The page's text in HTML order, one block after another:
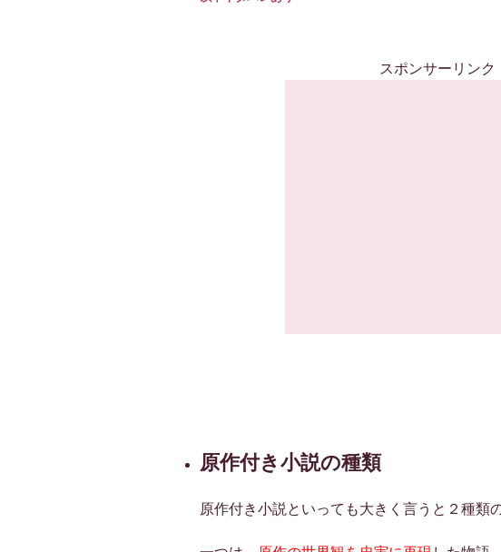
スポンサーリンク
原作付き小説の種類
原作付き小説といっても大きく言うと２種類